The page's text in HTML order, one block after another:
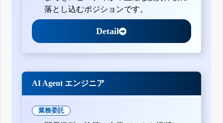
落とし込むポジションです。
Detail
AI Agent エンジニア
業務委託